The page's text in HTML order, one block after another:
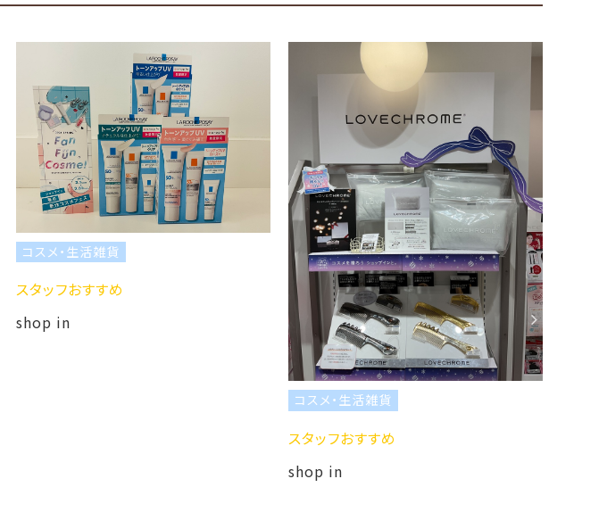
コスメ・生活雑貨
スタッフおすすめ
shop in
コスメ・生活雑貨
スタッフおすすめ
shop in